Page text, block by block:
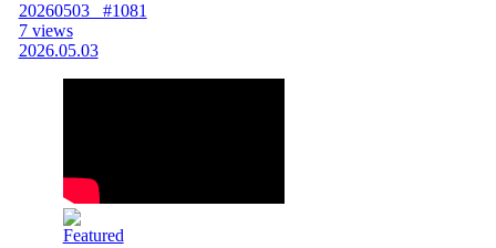
20260503_ #1081
7 views
2026.05.03